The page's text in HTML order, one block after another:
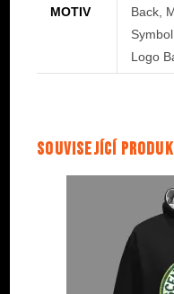
MOTIV
Back,
Logo
Související